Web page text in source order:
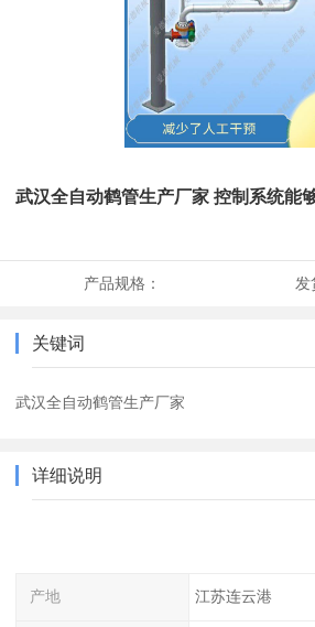
武汉全自动鹤管生产厂家 控制系统能
产品规格： 发
关键词
武汉全自动鹤管生产厂家
详细说明
产地 江苏连云港